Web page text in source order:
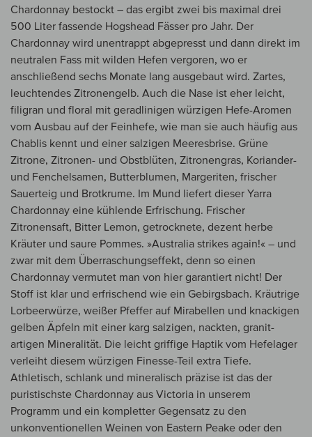
Chardonnay bestockt – das ergibt zwei bis maximal drei
500 Liter fassende Hogshead Fässer pro Jahr. Der
Chardonnay wird unentrappt abgepresst und dann direkt im
neutralen Fass mit wilden Hefen vergoren, wo er
anschließend sechs Monate lang ausgebaut wird. Zartes,
leuchtendes Zitronengelb. Auch die Nase ist eher leicht,
filigran und floral mit geradlinigen würzigen Hefe-Aromen
vom Ausbau auf der Feinhefe, wie man sie auch häufig aus
Chablis kennt und einer salzigen Meeresbrise. Grüne
Zitrone, Zitronen- und Obstblüten, Zitronengras, Koriander-
und Fenchelsamen, Butterblumen, Margeriten, frischer
Sauerteig und Brotkrume. Im Mund liefert dieser Yarra
Chardonnay eine kühlende Erfrischung. Frischer
Zitronensaft, Bitter Lemon, getrocknete, dezent herbe
Kräuter und saure Pommes. »Australia strikes again!« – und
zwar mit dem Überraschungseffekt, denn so einen
Chardonnay vermutet man von hier garantiert nicht! Der
Stoff ist klar und erfrischend wie ein Gebirgsbach. Kräutrige
Lorbeerwürze, weißer Pfeffer auf Mirabellen und knackigen
gelben Äpfeln mit einer karg salzigen, nackten, granit-
artigen Mineralität. Die leicht griffige Haptik vom Hefelager
verleiht diesem würzigen Finesse-Teil extra Tiefe.
Athletisch, schlank und mineralisch präzise ist das der
puristischste Chardonnay aus Victoria in unserem
Programm und ein kompletter Gegensatz zu den
unkonventionellen Weinen von Eastern Peake oder den